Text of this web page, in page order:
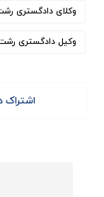
وکلای دادگستری
وکیل دادگستری